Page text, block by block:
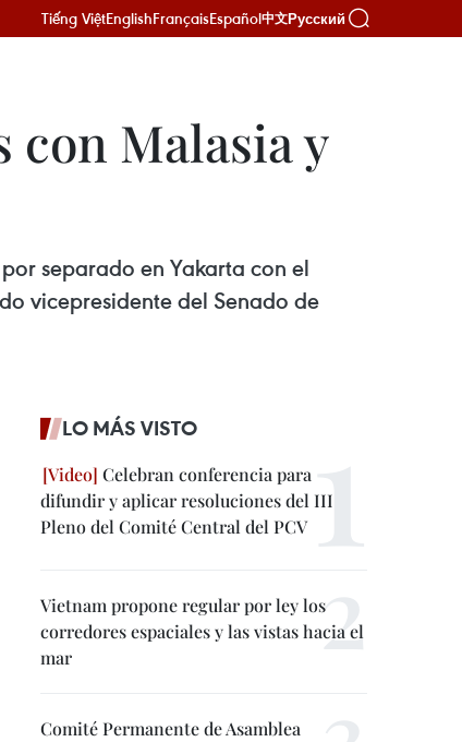
Tiếng ViệtEnglishFrançaisEspañol中文Русский
Malasia y
separado en Yakarta con el
vicepresidente del Senado de
LO MÁS VISTO
Celebran conferencia para
difundir y aplicar resoluciones del III
Pleno del Comité Central del PCV
Vietnam propone regular por ley los
corredores espaciales y las vistas hacia el
mar
Comité Permanente de Asamblea